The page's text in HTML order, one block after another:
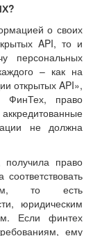
о своих
API, то и
персональных
– как на
открытых API»,
ФинТех, право
не должна
право
то есть
юридическим
Если финтех
ему